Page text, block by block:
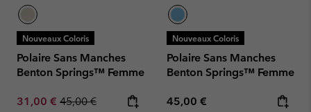
Nouveaux Coloris
Polaire Sans Manches
Benton Springs™ Femme
Sale price:
31,00 € Regular price:
45,00 €
Nouveaux Coloris
Polaire Sans Manches
Benton Springs™ Femme
Regular price:
45,00 €